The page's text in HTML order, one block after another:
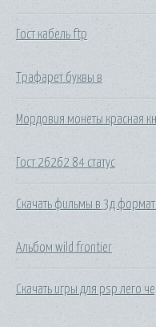
Гост кабель ftp
Трафарет буквы в
Мордовия монеты красная
Гост 26262 84 статус
Скачать фильмы в 3д
Альбом wild frontier
Скачать игры для psp лего